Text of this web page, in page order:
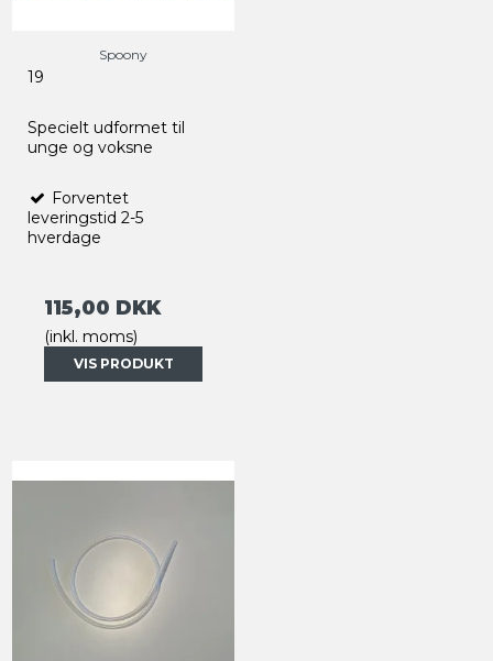
Spoony
19
Specielt udformet til
unge og voksne
Forventet
leveringstid 2-5
hverdage
115,00 DKK
(inkl. moms)
VIS PRODUKT